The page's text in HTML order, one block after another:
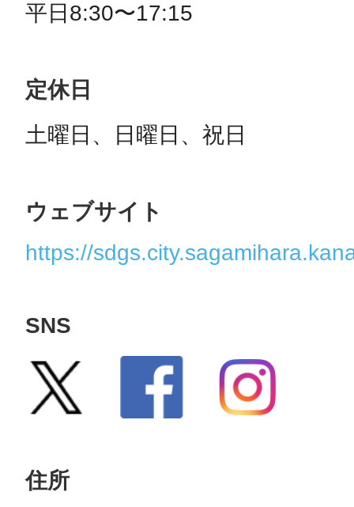
平日8:30〜17:15
定休日
土曜日、日曜日、祝日
ウェブサイト
https://
SNS
住所